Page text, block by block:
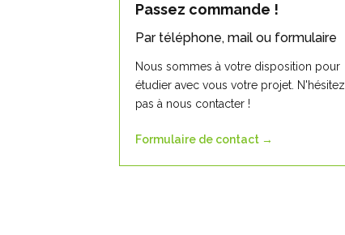
Passez commande !
Par téléphone, mail ou formulaire
Nous sommes à votre disposition pour
étudier avec vous votre projet. N'hésitez
pas à nous contacter !
Formulaire de contact →